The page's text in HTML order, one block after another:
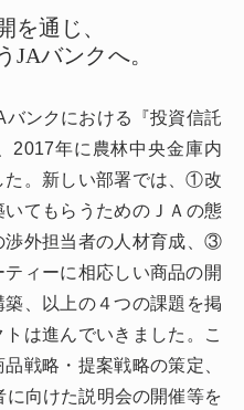
を通じ、
JAバンクへ。
ンクにおける『投資信託
2017年に農林中央金庫内
た。新しい部署では、①改
てもらうためのＪＡの態
外担当者の人材育成、③
ィーに相応しい商品の開
、以上の４つの課題を掲
は進んでいきました。こ
戦略・提案戦略の策定、
向けた説明会の開催等を